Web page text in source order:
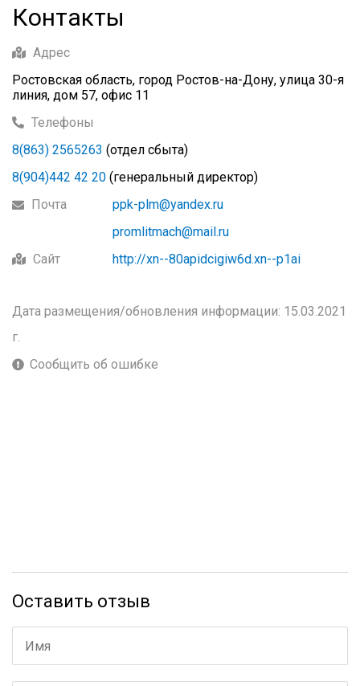
Контакты
Адрес
Ростовская область, город Ростов-на-Дону, улица 30-я
линия, дом 57, офис 11
Телефоны
8(863) 2565263 (отдел сбыта)
8(904)442 42 20 (генеральный директор)
Почта
ppk-plm@yandex.ru
promlitmach@mail.ru
Сайт
http://xn--80apidcigiw6d.xn--p1ai
Дата размещения/обновления информации: 15.03.2021
г.
Сообщить об ошибке
Оставить отзыв